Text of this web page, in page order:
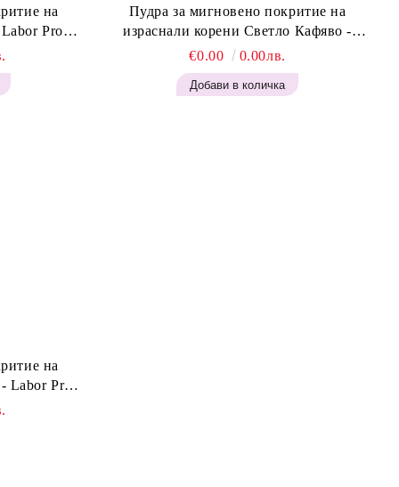
на
Пудра за мигновено покритие на
израснали корени Светло Кафяво -
Labor Pro Instant Retouch Powder - Light
Brown H644
€0.00 0.00лв.
на
Labor Pro